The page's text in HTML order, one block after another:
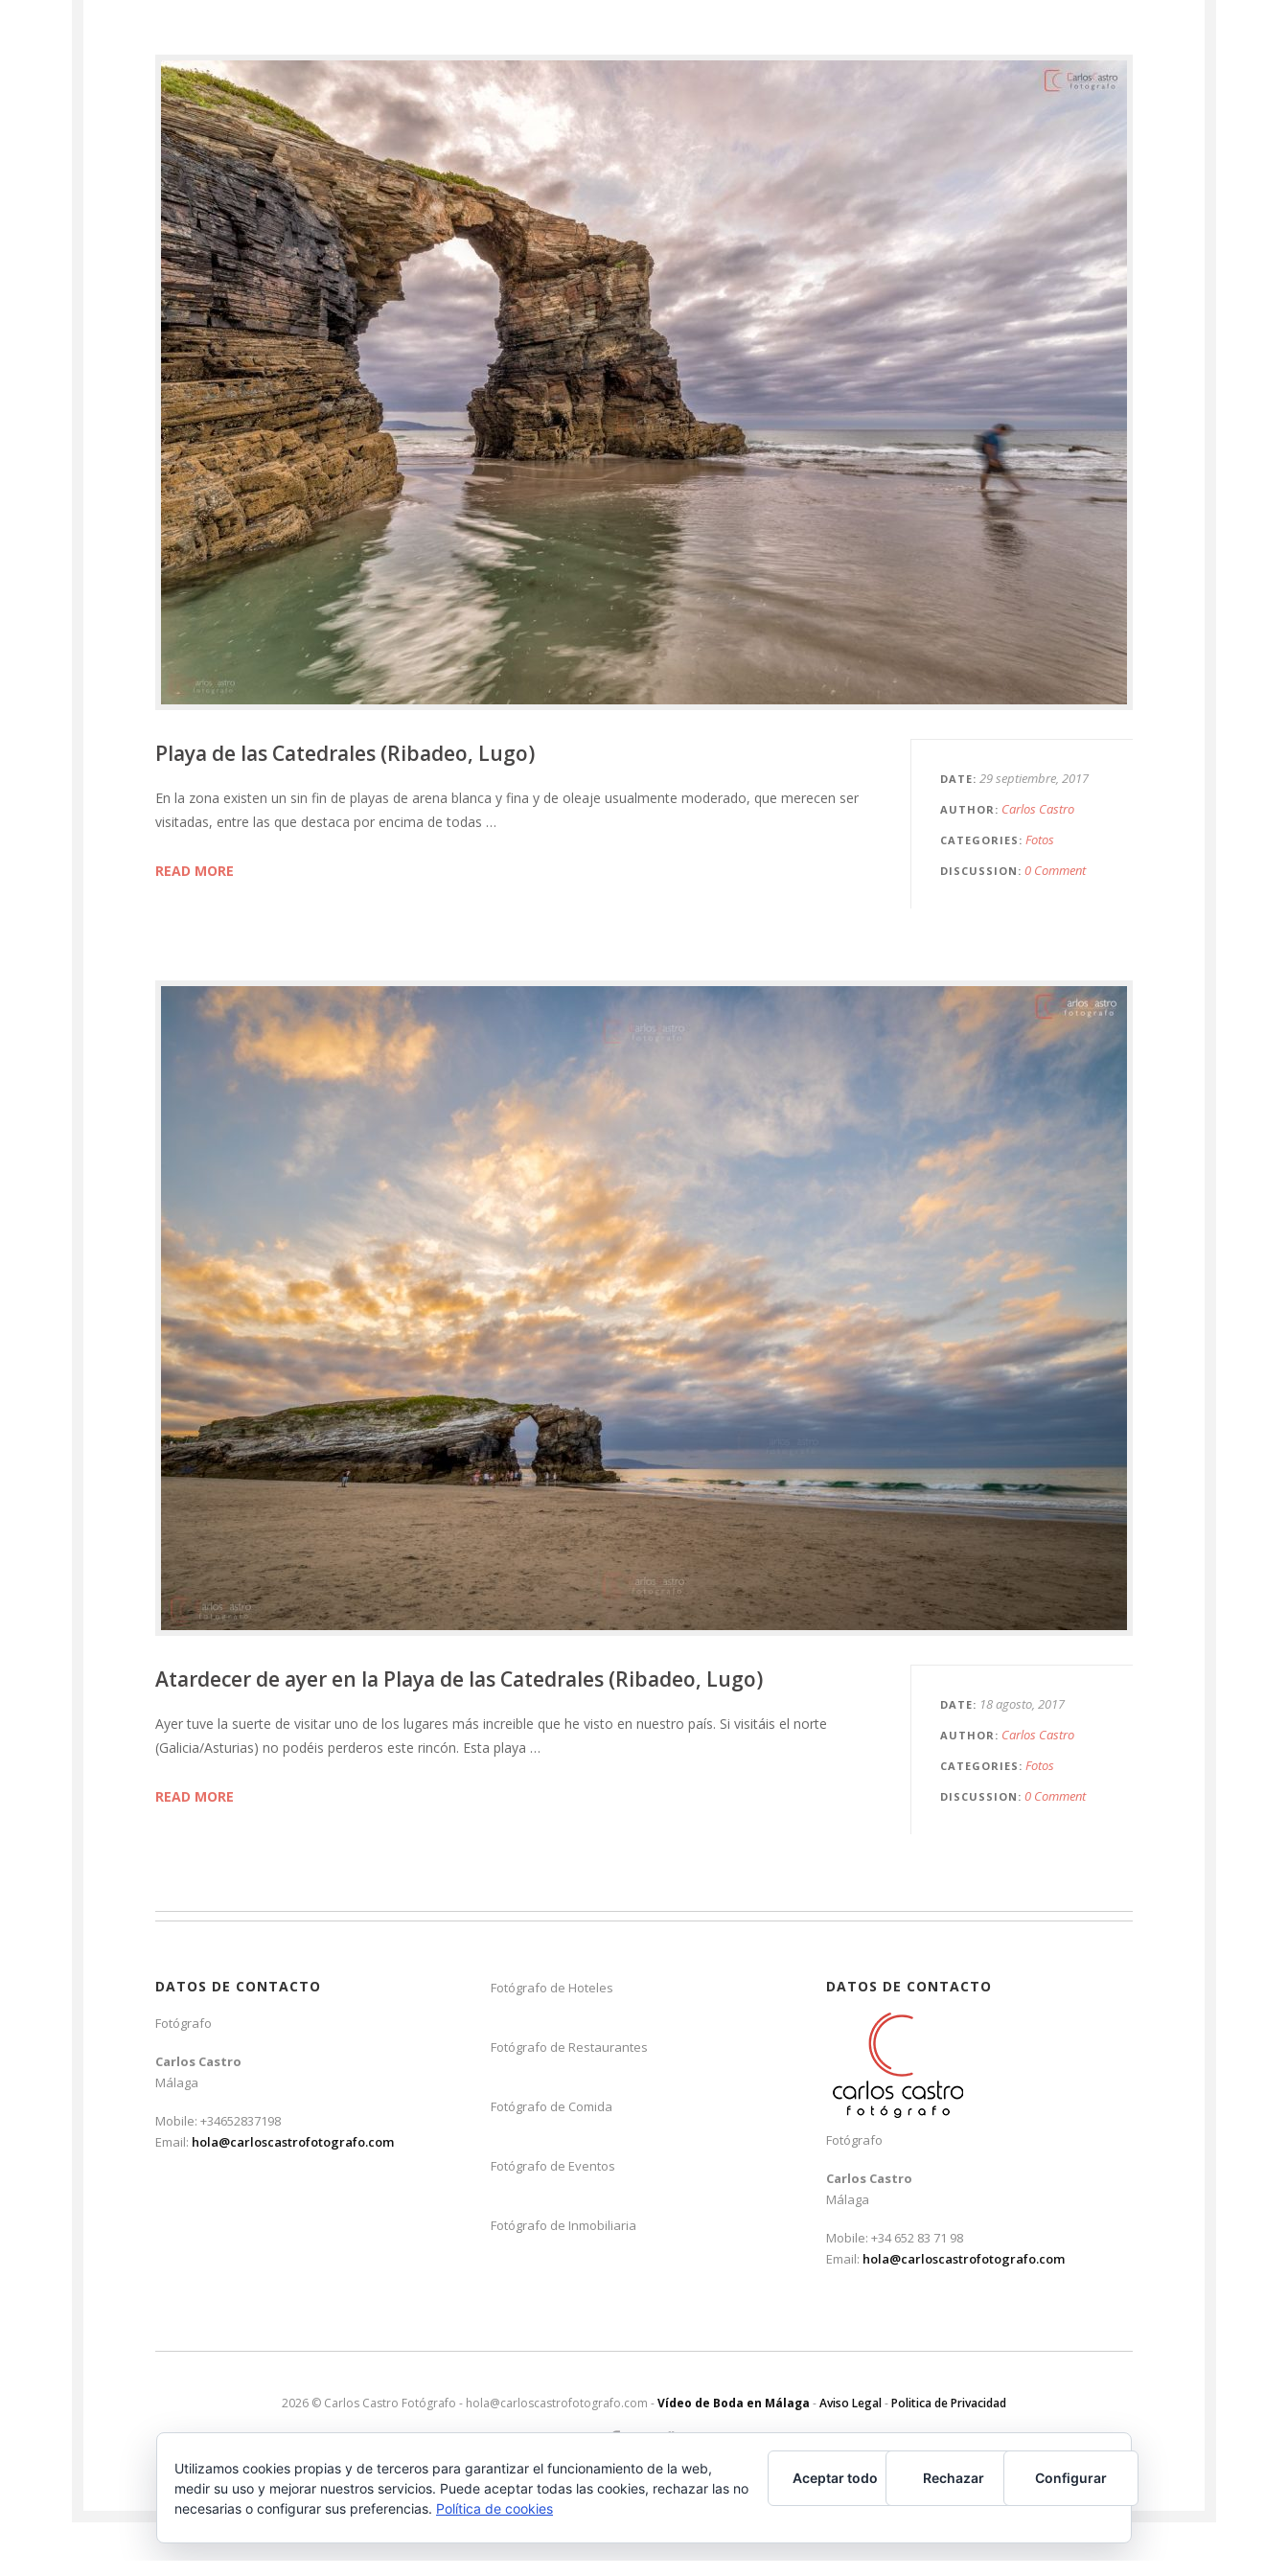
DATE 29 septiembre, 2017
AUTHOR Carlos Castro
CATEGORIES Fotos
DISCUSSION 0 Comment
Playa de las Catedrales (Ribadeo, Lugo)
En la zona existen un sin fin de playas de arena blanca y fina y de oleaje usualmente moderado, que merecen ser
visitadas, entre las que destaca por encima de todas …
READ MORE
DATE 18 agosto, 2017
AUTHOR Carlos Castro
CATEGORIES Fotos
DISCUSSION 0 Comment
Atardecer de ayer en la Playa de las Catedrales (Ribadeo, Lugo)
Ayer tuve la suerte de visitar uno de los lugares más increible que he visto en nuestro país. Si visitáis el norte
(Galicia/Asturias) no podéis perderos este rincón. Esta playa …
READ MORE
DATOS DE CONTACTO
Fotógrafo
Carlos Castro
Málaga
Mobile: +34652837198
Email: hola@carloscastrofotografo.com
Fotógrafo de Hoteles
Fotógrafo de Restaurantes
Fotógrafo de Comida
Fotógrafo de Eventos
Fotógrafo de Inmobiliaria
DATOS DE CONTACTO
Fotógrafo
Carlos Castro
Málaga
Mobile: +34 652 83 71 98
Email: hola@carloscastrofotografo.com
2026 © Carlos Castro Fotógrafo - hola@carloscastrofotografo.com -Vídeo de Boda en Málaga -Aviso Legal-Politica de Privacidad
Utilizamos cookies propias y de terceros para garantizar el funcionamiento de la web,
medir su uso y mejorar nuestros servicios. Puede aceptar todas las cookies, rechazar las no
necesarias o configurar sus preferencias. Política de cookies
Aceptar todo Rechazar Configurar